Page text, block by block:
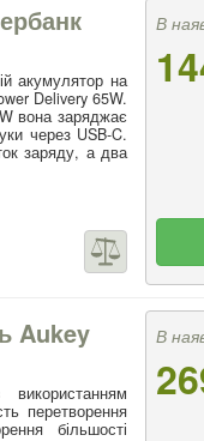
акумулятор на
Delivery 65W.
вона заряджає
через USB-C.
заряду, а два
В
Aukey
перетворення
більшості
В